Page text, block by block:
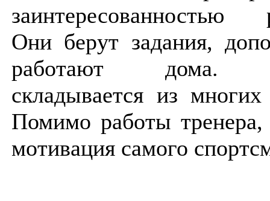
заинтересованностью
Они берут задания,
работают дома.
складывается из
Помимо работы
мотивация самого